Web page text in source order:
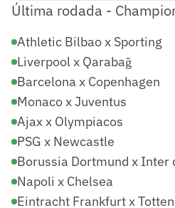
Última rodada -
Athletic Bilbao x Sporting
Liverpool x Qarabağ
Barcelona x Copenhagen
Monaco x Juventus
Ajax x Olympiacos
PSG x Newcastle
Borussia Dortmund x Inter
Napoli x Chelsea
Eintracht Frankfurt x